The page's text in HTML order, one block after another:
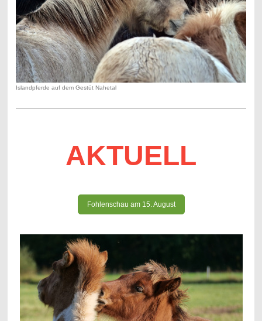
Islandpferde auf dem Gestüt Nahetal
AKTUELL
Fohlenschau am 15. August